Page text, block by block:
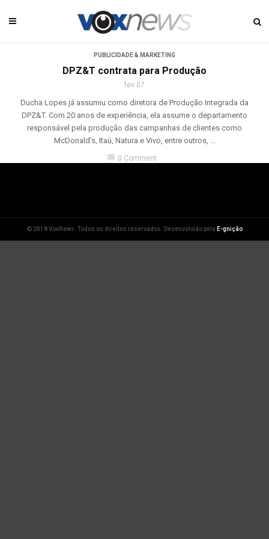
PUBLICIDADE & MARKETING
DPZ&T contrata para Produção
fev 07
Ducha Lopes já assumiu como diretora de Produção Integrada da
DPZ&T. Com 20 anos de experiência, ela assume o departamento
responsável pela produção das campanhas de clientes como
McDonald’s, Itaú, Natura e Vivo, entre outros, ...
chat_bubble 0 Comment
© 2018 VoxNews. Todos os direitos reservados. Desenvolvido pela E-gnição